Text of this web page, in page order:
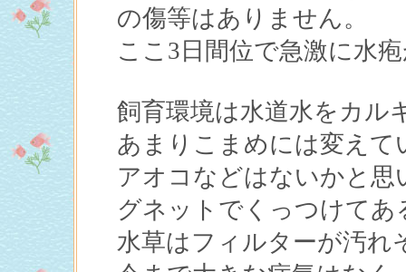
の傷等はありません。
ここ3日間位で急激に水
飼育環境は水道水をカル
あまりこまめには変えて
アオコなどはないかと
グネットでくっつけて
水草はフィルターが汚れ